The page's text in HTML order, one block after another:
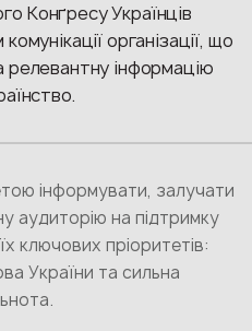
Конґресу Українців
організації, що
релевантну інформацію
інформувати, залучати
аудиторію на підтримку
ключових пріоритетів:
України та сильна